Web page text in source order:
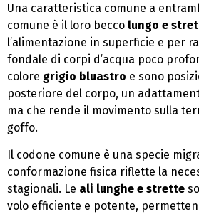
Una caratteristica comune a
comune è il loro becco lungo e
l’alimentazione in superficie e per
fondale di corpi d’acqua poco
colore grigio bluastro e sono
posteriore del corpo, un
ma che rende il movimento sulla
goffo.
Il codone comune è una specie
conformazione fisica riflette la
stagionali. Le ali lunghe e strette
volo efficiente e potente,